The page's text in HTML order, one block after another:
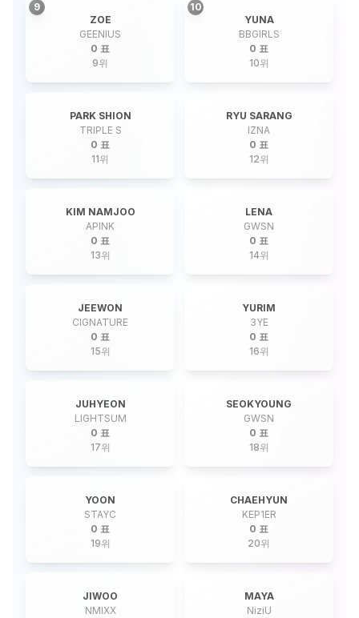
9
ZOE
GEENIUS
0 표
9위
10
YUNA
BBGIRLS
0 표
10위
PARK SHION
TRIPLE S
0 표
11위
RYU SARANG
IZNA
0 표
12위
KIM NAMJOO
APINK
0 표
13위
LENA
GWSN
0 표
14위
JEEWON
CIGNATURE
0 표
15위
YURIM
3YE
0 표
16위
JUHYEON
LIGHTSUM
0 표
17위
SEOKYOUNG
GWSN
0 표
18위
YOON
STAYC
0 표
19위
CHAEHYUN
KEP1ER
0 표
20위
JIWOO
NMIXX
MAYA
NiziU